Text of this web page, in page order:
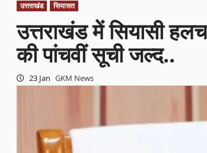
उत्तराखंड सियासत
उत्तराखंड में सियासी
की पांचवीं सूची जल्द..
23 Jan GKM News